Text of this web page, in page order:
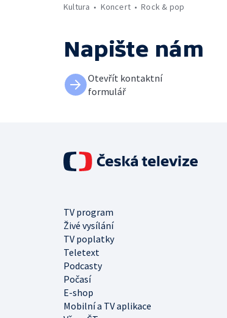
Kultura
Koncert Rock & pop
Napište nám
Otevřít kontaktní
formulář
TV program
Živé vysílání
TV poplatky
Teletext
Podcasty
Počasí
E-shop
Mobilní a TV aplikace